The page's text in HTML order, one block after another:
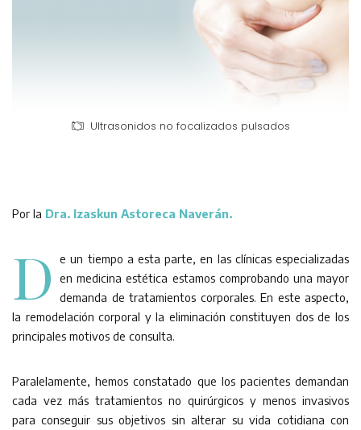
Ultrasonidos no focalizados pulsados
Por la Dra. Izaskun Astoreca Naverán.
D
e un tiempo a esta parte, en las clínicas especializadas
en medicina estética estamos comprobando una mayor
demanda de tratamientos corporales. En este aspecto,
la remodelación corporal y la eliminación constituyen dos de los
principales motivos de consulta.
Paralelamente, hemos constatado que los pacientes demandan
cada vez más tratamientos no quirúrgicos y menos invasivos
para conseguir sus objetivos sin alterar su vida cotidiana con